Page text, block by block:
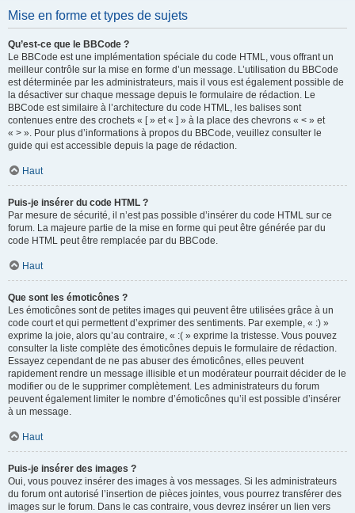
Mise en forme et types de sujets
Qu’est-ce que le BBCode ?
Le BBCode est une implémentation spéciale du code HTML, vous offrant un
meilleur contrôle sur la mise en forme d’un message. L’utilisation du BBCode
est déterminée par les administrateurs, mais il vous est également possible de
la désactiver sur chaque message depuis le formulaire de rédaction. Le
BBCode est similaire à l’architecture du code HTML, les balises sont
contenues entre des crochets « [ » et « ] » à la place des chevrons « < » et
« > ». Pour plus d’informations à propos du BBCode, veuillez consulter le
guide qui est accessible depuis la page de rédaction.
Haut
Puis-je insérer du code HTML ?
Par mesure de sécurité, il n’est pas possible d’insérer du code HTML sur ce
forum. La majeure partie de la mise en forme qui peut être générée par du
code HTML peut être remplacée par du BBCode.
Haut
Que sont les émoticônes ?
Les émoticônes sont de petites images qui peuvent être utilisées grâce à un
code court et qui permettent d’exprimer des sentiments. Par exemple, « :) »
exprime la joie, alors qu’au contraire, « :( » exprime la tristesse. Vous pouvez
consulter la liste complète des émoticônes depuis le formulaire de rédaction.
Essayez cependant de ne pas abuser des émoticônes, elles peuvent
rapidement rendre un message illisible et un modérateur pourrait décider de le
modifier ou de le supprimer complètement. Les administrateurs du forum
peuvent également limiter le nombre d’émoticônes qu’il est possible d’insérer
à un message.
Haut
Puis-je insérer des images ?
Oui, vous pouvez insérer des images à vos messages. Si les administrateurs
du forum ont autorisé l’insertion de pièces jointes, vous pourrez transférer des
images sur le forum. Dans le cas contraire, vous devrez insérer un lien vers